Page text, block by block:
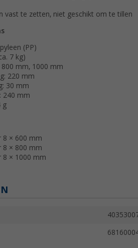
vast te zetten, niet geschikt om te tillen
(PP)
7 kg)
mm, 1000 mm
220 mm
30 mm
240 mm
g
8 × 600 mm
8 × 800 mm
8 × 1000 mm